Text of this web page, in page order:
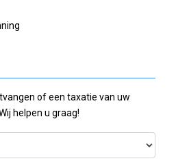
of een taxatie van uw
helpen u graag!